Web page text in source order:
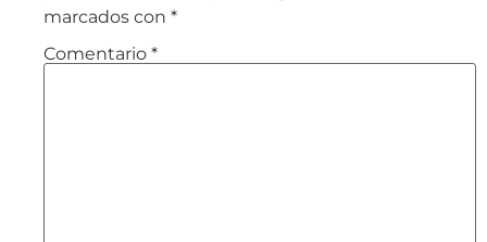
marcados con *
Comentario *